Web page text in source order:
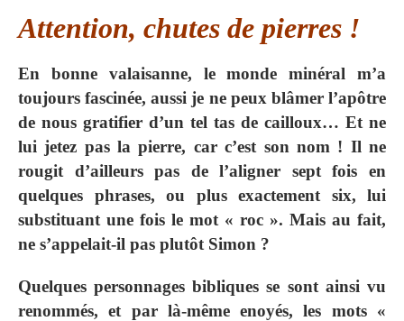
Attention, chutes de pierres !
En bonne valaisanne, le monde minéral m’a
toujours fascinée, aussi je ne peux blâmer l’apôtre
de nous gratifier d’un tel tas de cailloux… Et ne
lui jetez pas la pierre, car c’est son nom ! Il ne
rougit d’ailleurs pas de l’aligner sept fois en
quelques phrases, ou plus exactement six, lui
substituant une fois le mot « roc ». Mais au fait,
ne s’appelait-il pas plutôt Simon ?
Quelques personnages bibliques se sont ainsi vu
renommés, et par là-même enoyés, les mots «